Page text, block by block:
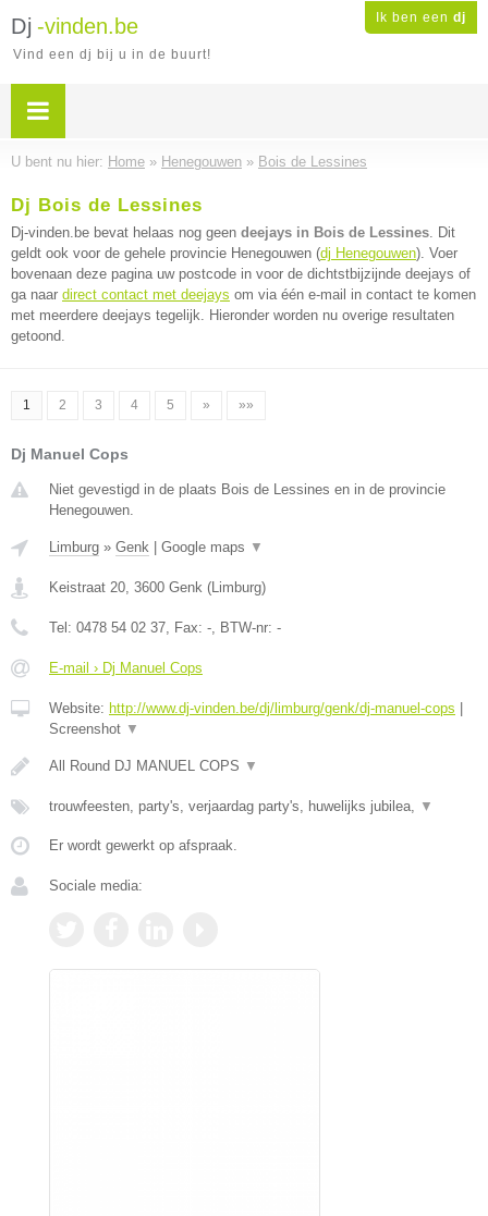
Ik ben een dj
Dj -vinden.be
Vind een dj bij u in de buurt!
U bent nu hier: Home » Henegouwen » Bois de Lessines
Dj Bois de Lessines
Dj-vinden.be bevat helaas nog geen deejays in Bois de Lessines. Dit
geldt ook voor de gehele provincie Henegouwen (dj Henegouwen). Voer
bovenaan deze pagina uw postcode in voor de dichtstbijzijnde deejays of
ga naar direct contact met deejays om via één e-mail in contact te komen
met meerdere deejays tegelijk. Hieronder worden nu overige resultaten
getoond.
1 2 3 4 5 » »»
Dj Manuel Cops
Niet gevestigd in de plaats Bois de Lessines en in de provincie
Henegouwen.
Limburg » Genk Google maps ▼
Keistraat 20, 3600 Genk (Limburg)
Tel: 0478 54 02 37, Fax: -, BTW-nr: -
E-mail › Dj Manuel Cops
Website: http://www.dj-vinden.be/dj/limburg/genk/dj-manuel-cops
Screenshot ▼
All Round DJ MANUEL COPS ▼
trouwfeesten, party's, verjaardag party's, huwelijks jubilea, ▼
Er wordt gewerkt op afspraak.
Sociale media: